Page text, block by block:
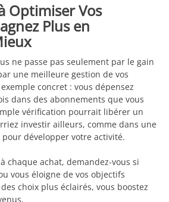
Optimiser Vos
Plus en
ne passe pas seulement par le gain
une meilleure gestion de vos
concret : vous dépensez
dans des abonnements que vous
vérification pourrait libérer un
investir ailleurs, comme dans une
développer votre activité.
chaque achat, demandez-vous si
vous éloigne de vos objectifs
choix plus éclairés, vous boostez